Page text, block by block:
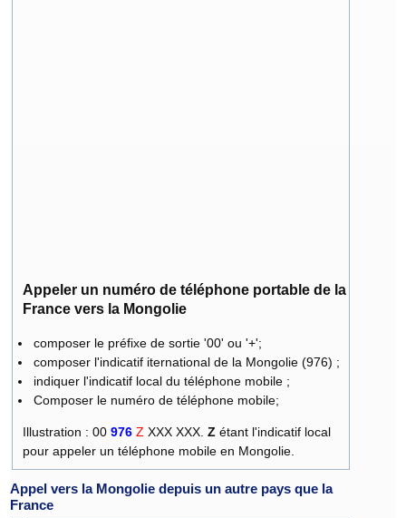
Appeler un numéro de téléphone portable de la
France vers la Mongolie
composer le préfixe de sortie '00' ou '+';
composer l'indicatif iternational de la Mongolie (976) ;
indiquer l'indicatif local du téléphone mobile ;
Composer le numéro de téléphone mobile;
Illustration : 00 976 Z XXX XXX. Z étant l'indicatif local
pour appeler un téléphone mobile en Mongolie.
Appel vers la Mongolie depuis un autre pays que la
France